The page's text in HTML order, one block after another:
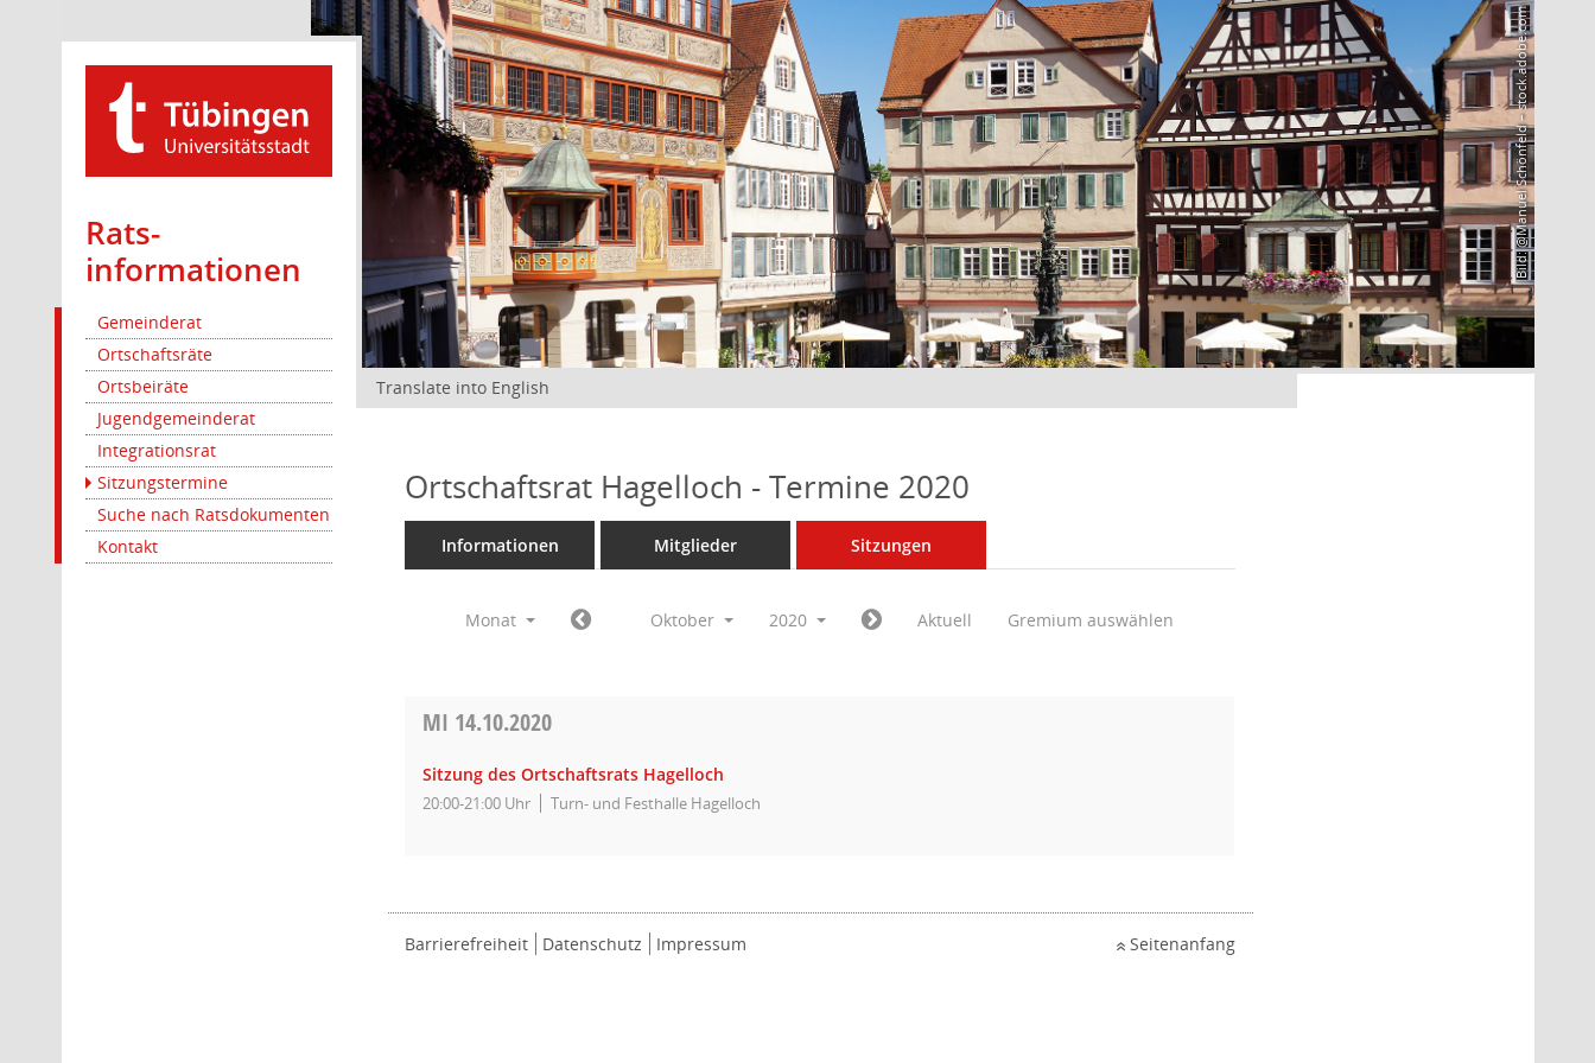
Rats­
informationen
Gemeinderat
Ortschaftsräte
Ortsbeiräte
Jugendgemeinderat
Integrationsrat
Sitzungstermine
Suche nach Ratsdokumenten
Kontakt
Bild: @Manuel Schönfeld – stock.adobe.com
Translate into English
Ortschaftsrat Hagelloch - Termine 2020
Informationen Mitglieder Sitzungen
Monat Oktober 2020 Aktuell Gremium auswählen
MI 14.10.2020
Sitzung des Ortschaftsrats Hagelloch
20:00-21:00 Uhr Turn- und Festhalle Hagelloch
Barrierefreiheit Datenschutz Impressum Seitenanfang